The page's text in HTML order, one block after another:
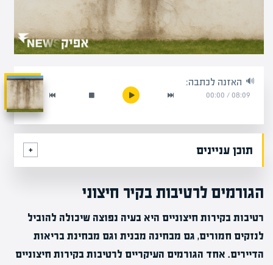
האזנה לכתבה:
08:09
/
00:00
תוכן עניינים
הגורמים לרטיבות בקיר חיצוני
רטיבות בקירות חיצוניים היא בעיה נפוצה שיכולה להוביל
לנזקים חמורים, גם מבחינה מבנית וגם מבחינת בריאות
הדיירים. אחד הגורמים העיקריים לרטיבות בקירות חיצוניים